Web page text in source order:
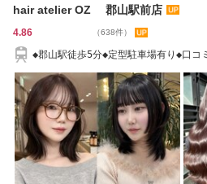
hair atelier OZ 郡山駅前店
4.86 （638件）
◆郡山駅徒歩5分◆定型駐車場有り◆口コ